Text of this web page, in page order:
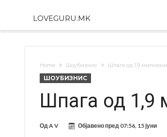
LOVEGURU.MK
Home Шоубизнис Шпага од 1,9
ШОУБИЗНИС
Шпага од 1,9
ОдA V Објавено пред 07:56, 15 јуни